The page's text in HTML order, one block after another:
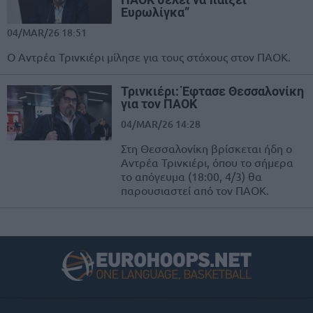
Ευρωλίγκα”
04/MAR/26 18:51
Ο Αντρέα Τρινκιέρι μίλησε για τους στόχους στον ΠΑΟΚ.
Τρινκιέρι: Έφτασε Θεσσαλονίκη
για τον ΠΑΟΚ
04/MAR/26 14:28
Στη Θεσσαλονίκη βρίσκεται ήδη ο
Αντρέα Τρινκιέρι, όπου το σήμερα
το απόγευμα (18:00, 4/3) θα
παρουσιαστεί από τον ΠΑΟΚ.